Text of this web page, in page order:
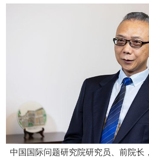
中国国际问题研究院研究员、前院长